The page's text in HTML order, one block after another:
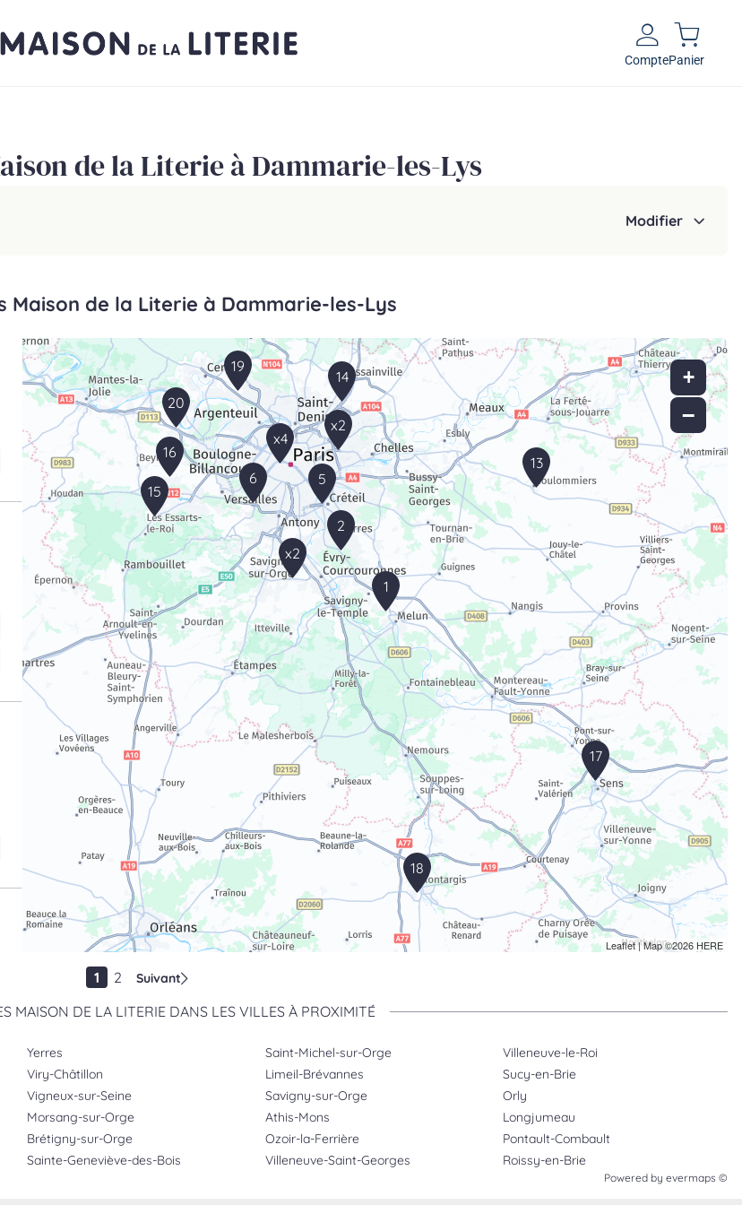
ComptePanier
de la Literie à Dammarie-les-Lys
Modifier
Maison de la Literie à Dammarie-les-Lys
18
17
13
20
19
16
15
14
x2
6
x4
1
5
2
x2
+
−
Leaflet| Map ©2026HERE
1 2 Suivant
MAISON DE LA LITERIE DANS LES VILLES À PROXIMITÉ
Yerres
Viry-Châtillon
Vigneux-sur-Seine
Morsang-sur-Orge
Brétigny-sur-Orge
Sainte-Geneviève-des-Bois
Saint-Michel-sur-Orge
Limeil-Brévannes
Savigny-sur-Orge
Athis-Mons
Ozoir-la-Ferrière
Villeneuve-Saint-Georges
Villeneuve-le-Roi
Sucy-en-Brie
Orly
Longjumeau
Pontault-Combault
Roissy-en-Brie
Powered by evermaps ©